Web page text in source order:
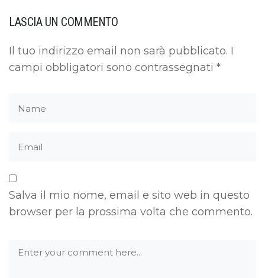
LASCIA UN COMMENTO
Il tuo indirizzo email non sarà pubblicato. I
campi obbligatori sono contrassegnati *
Salva il mio nome, email e sito web in questo
browser per la prossima volta che commento.